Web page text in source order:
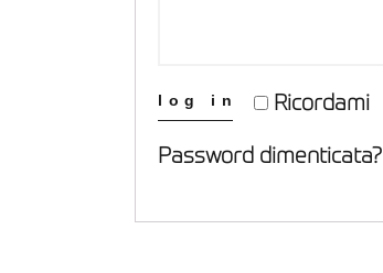
Ricordami
log in
Password dimenticata?